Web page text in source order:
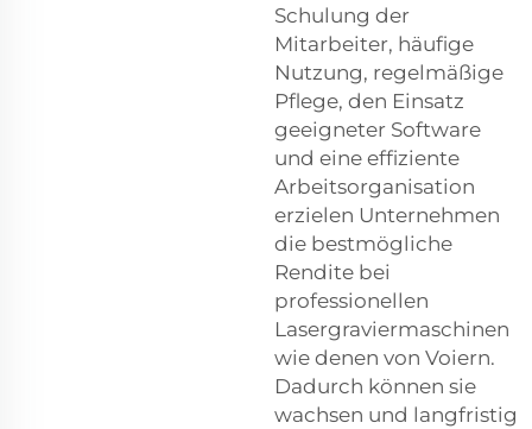
Schulung der
Mitarbeiter, häufige
Nutzung, regelmäßige
Pflege, den Einsatz
geeigneter Software
und eine effiziente
Arbeitsorganisation
erzielen Unternehmen
die bestmögliche
Rendite bei
professionellen
Lasergraviermaschinen
wie denen von Voiern.
Dadurch können sie
wachsen und langfristig